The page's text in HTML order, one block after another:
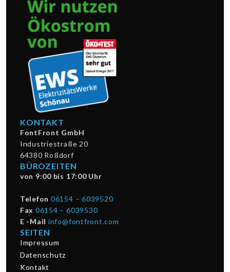
KONTAKT
FontFront GmbH
Industriestraße 20
64380 Roßdorf
BÜROZEITEN
von 9:00 bis 17:00 Uhr
Telefon 06154 – 6039520
Fax 06154 – 6039530
E -Mail info@fontfront.com
SEITEN
Impressum
Datenschutz
Kontakt